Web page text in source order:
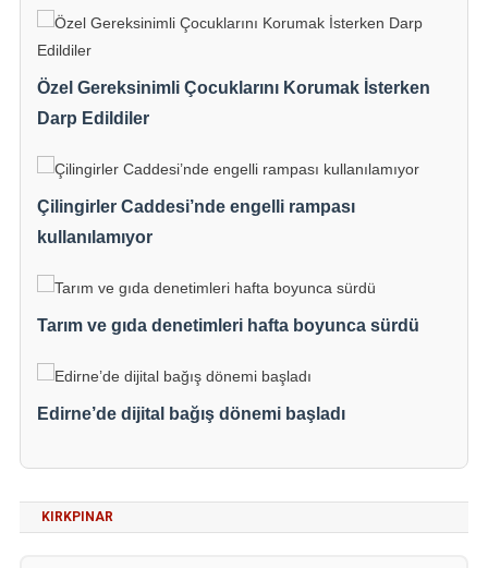
Özel Gereksinimli Çocuklarını Korumak İsterken
Darp Edildiler
Çilingirler Caddesi’nde engelli rampası
kullanılamıyor
Tarım ve gıda denetimleri hafta boyunca sürdü
Edirne’de dijital bağış dönemi başladı
KIRKPINAR